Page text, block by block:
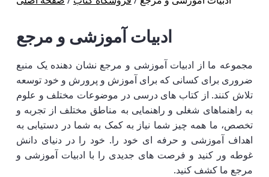
ادبیات آموزشی و مرجع
مجموعه ما از ادبیات آموزشی و مرجع نشان دهنده یک منبع
ضروری برای کسانی که برای آموزش و پرورش و خود توسعه
تلاش کنند. از کتاب های درسی در موضوعات مختلف و علوم
به راهنماهای شغلی و راهنمایی به مناطق مختلف از تجربه و
تخصص، ما همه چیز شما نیاز به کمک به شما در دستیابی به
اهداف آموزشی و حرفه ای خود را. خود را در دنیای دانش
غوطه ور کنید و فرصت های جدیدی را با ادبیات آموزشی و
مرجع ما کشف کنید.